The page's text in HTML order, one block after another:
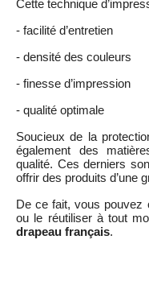
Cette technique
- facilité d’entretien
- densité des couleurs
- finesse d’impression
- qualité optimale
Soucieux de la
également des
qualité. Ces derniers
offrir des produits d’une
De ce fait, vous pouvez
ou le réutiliser à tout
drapeau français.